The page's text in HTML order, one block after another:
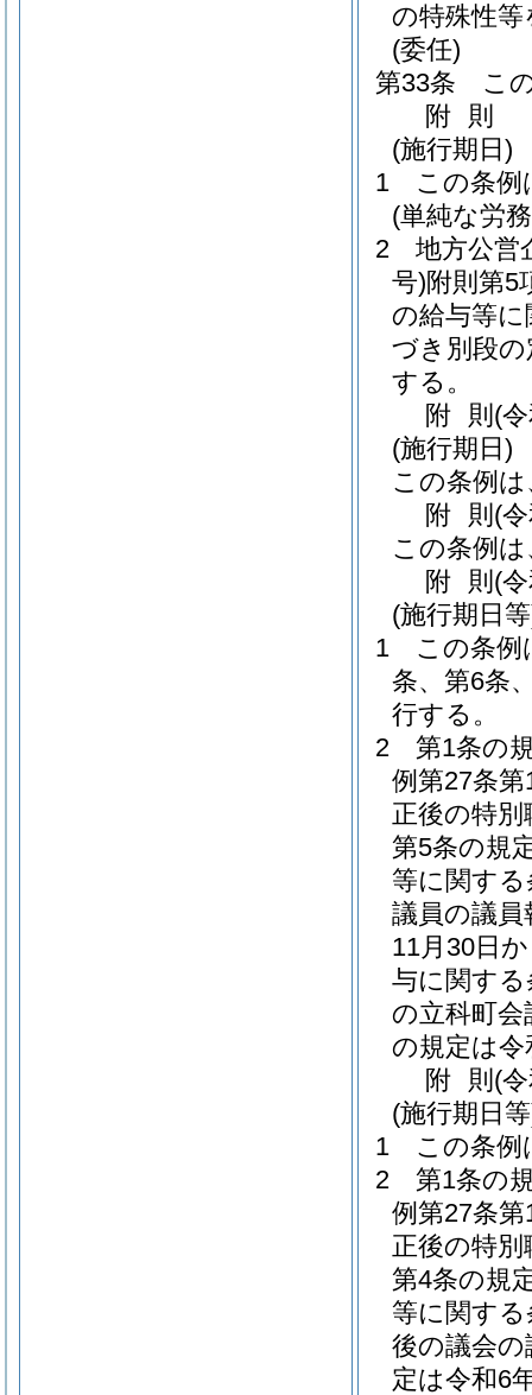
の特殊性
(委任)
第33条
こ
附 則
(施行期日)
1
この条例
(単純な労
2
地方公営
号)附則第5
の給与等
づき別段
する。
附 則 (
(施行期日)
この条例
附 則 (
この条例
附 則 (
(施行期日
1
この条例
条、第6条
行する。
2
第1条の
例第27条
正後の特
第5条の規
等に関す
議員の議
11月30日
与に関す
の立科町会
の規定は
附 則 (
(施行期日
1
この条例
2
第1条の
例第27条
正後の特
第4条の規
等に関す
後の議会
定は令和6